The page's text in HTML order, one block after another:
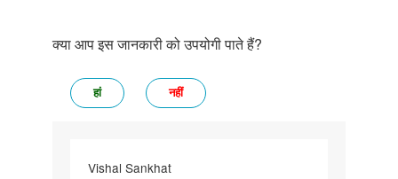
क्या आप इस जानकारी को उपयोगी पाते हैं?
हां नहीं
Vishal Sankhat